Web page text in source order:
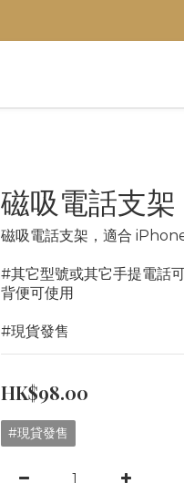
磁吸電話支
磁吸電話支架，適合 iPhone
#其它型號或其它手提電話
背便可使用
#現貨發售
HK$98.00
#現貸發售